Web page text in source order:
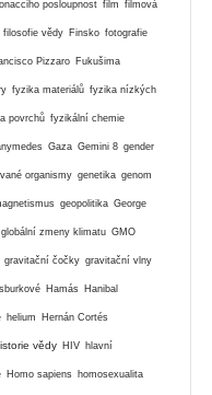
posloupnost film filmová
filosofie vědy Finsko fotografie
Pizzaro Fukušima
fyzika materiálů fyzika nízkých
povrchů fyzikální chemie
Gaza Gemini 8 gender
organismy genetika genom
geopolitika George
globální zmeny klimatu GMO
gravitační čočky gravitační vlny
Hamás Hanibal
helium Hernán Cortés
vědy HIV hlavní
Homo sapiens homosexualita